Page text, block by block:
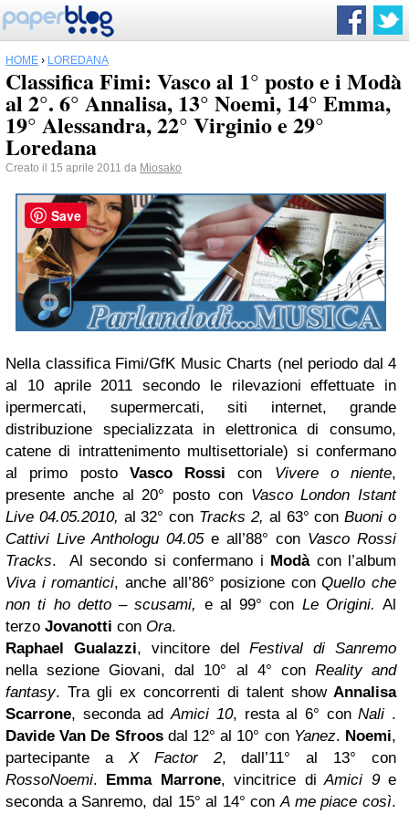
HOME › LOREDANA
Classifica Fimi: Vasco al 1° posto e i Modà
al 2°. 6° Annalisa, 13° Noemi, 14° Emma,
19° Alessandra, 22° Virginio e 29°
Loredana
Creato il 15 aprile 2011 da Miosako
Nella classifica Fimi/GfK Music Charts (nel periodo dal 4
al 10 aprile 2011 secondo le rilevazioni effettuate in
ipermercati, supermercati, siti internet, grande
distribuzione specializzata in elettronica di consumo,
catene di intrattenimento multisettoriale) si confermano
al primo posto Vasco Rossi con Vivere o niente,
presente anche al 20° posto con Vasco London Istant
Live 04.05.2010, al 32° con Tracks 2, al 63° conBuoni o
Cattivi Live Anthologu 04.05 e all’88° con Vasco Rossi
Tracks. Al secondo si confermano i Modà con l’album
Viva i romantici, anche all’86° posizione conQuello che
non ti ho detto – scusami, e al 99° con Le Origini. Al
terzo Jovanotti con Ora.
Raphael Gualazzi, vincitore delFestival di Sanremo
nella sezione Giovani, dal 10° al 4° con Reality and
fantasy. Tra gli ex concorrenti di talent showAnnalisa
Scarrone, seconda adAmici 10, resta al 6° conNali .
Davide Van De Sfroos dal 12° al 10° con Yanez. Noemi,
partecipante a X Factor 2, dall’11° al 13° con
RossoNoemi. Emma Marrone, vincitrice di Amici 9e
seconda a Sanremo, dal 15° al 14° conA me piace così.
Save